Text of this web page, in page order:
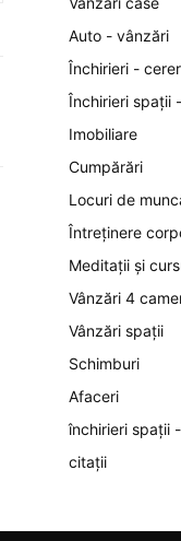
Auto - vânzări
Închirieri -
Închirieri spații
Imobiliare
Cumpărări
Locuri de
Întreținere
Meditații și
Vânzări 4
Vânzări spații
Schimburi
Afaceri
închirieri spații
citații